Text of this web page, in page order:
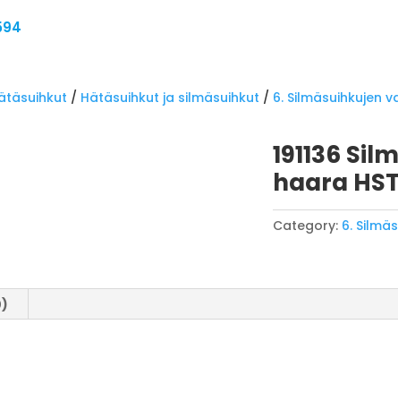
/ Hätäsuihkut ja silmäsuihkut / 6. Silmäsuihkujen
191136
haara
Category: 6.